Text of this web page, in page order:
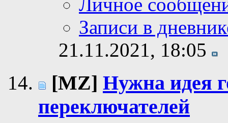
Личное
Записи в
21.11.2021, 18:05
[MZ] Нужна идея
переключателей